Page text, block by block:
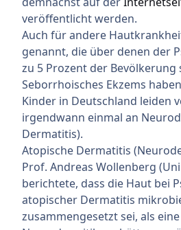
veröffentlicht werden.
Auch für andere
genannt, die über denen der
zu 5 Prozent der Bevölkerung
Seborrhoisches Ekzems
Kinder in Deutschland leiden
irgendwann einmal an
Dermatitis).
Atopische Dermatitis
Prof. Andreas Wollenberg
berichtete, dass die Haut bei
atopischer Dermatitis
zusammengesetzt sei, als